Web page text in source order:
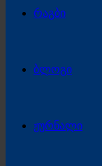
რაგბი
ბლოგი
ჟურნალი